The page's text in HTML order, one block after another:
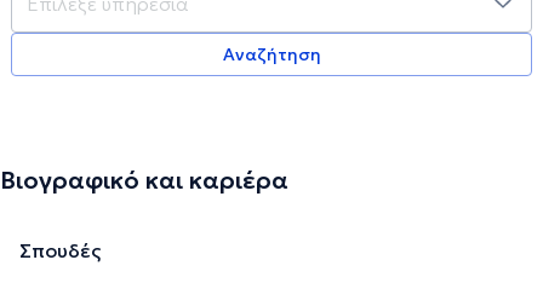
Αναζήτηση
Βιογραφικό και καριέρα
Σπουδές